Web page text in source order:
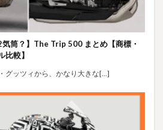
気筒？】The Trip 500 まとめ【商標・
比較】
グッツィから、かなり大きな[…]